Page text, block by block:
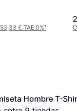
€ TAE 0%¹
Hombre T-